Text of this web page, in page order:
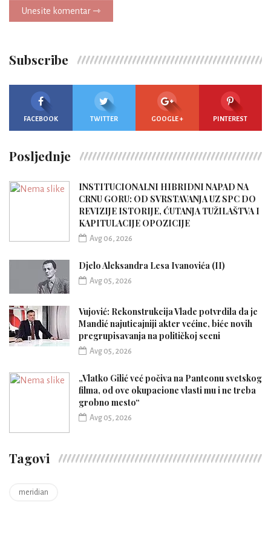
Unesite komentar ⇾
Subscribe
FACEBOOK TWITTER GOOGLE + PINTEREST
Posljednje
INSTITUCIONALNI HIBRIDNI NAPAD NA
CRNU GORU: OD SVRSTAVANJA UZ SPC DO
REVIZIJE ISTORIJE, ĆUTANJA TUŽILAŠTVA I
KAPITULACIJE OPOZICIJE
Avg 06, 2026
Djelo Aleksandra Lesa Ivanovića (II)
Avg 05, 2026
Vujović: Rekonstrukcija Vlade potvrdila da je
Mandić najuticajniji akter većine, biće novih
pregrupisavanja na političkoj sceni
Avg 05, 2026
„Vlatko Gilić već počiva na Panteonu svetskog
filma, od ove okupacione vlasti mu i ne treba
grobno mesto“
Avg 05, 2026
Tagovi
meridian